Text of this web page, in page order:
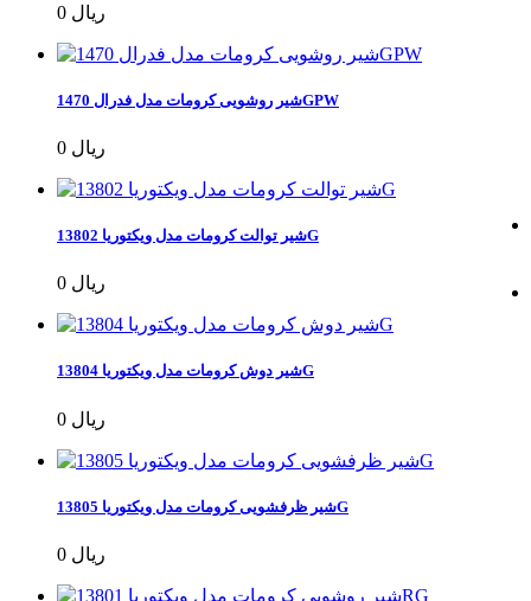
0 ریال
شیر روشویی کرومات مدل فدرال 1470GPW
0 ریال
شیر توالت کرومات مدل ویکتوریا 13802G
0 ریال
شیر دوش کرومات مدل ویکتوریا 13804G
0 ریال
شیر ظرفشویی کرومات مدل ویکتوریا 13805G
0 ریال